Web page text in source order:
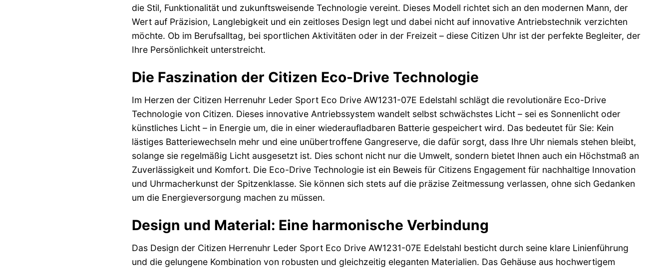
die Stil, Funktionalität und zukunftsweisende Technologie vereint. Dieses Modell richtet sich an den modernen Mann, der
Wert auf Präzision, Langlebigkeit und ein zeitloses Design legt und dabei nicht auf innovative Antriebstechnik verzichten
möchte. Ob im Berufsalltag, bei sportlichen Aktivitäten oder in der Freizeit – diese Citizen Uhr ist der perfekte Begleiter, der
Ihre Persönlichkeit unterstreicht.
Die Faszination der Citizen Eco-Drive Technologie
Im Herzen der Citizen Herrenuhr Leder Sport Eco Drive AW1231-07E Edelstahl schlägt die revolutionäre Eco-Drive
Technologie von Citizen. Dieses innovative Antriebssystem wandelt selbst schwächstes Licht – sei es Sonnenlicht oder
künstliches Licht – in Energie um, die in einer wiederaufladbaren Batterie gespeichert wird. Das bedeutet für Sie: Kein
lästiges Batteriewechseln mehr und eine unübertroffene Gangreserve, die dafür sorgt, dass Ihre Uhr niemals stehen bleibt,
solange sie regelmäßig Licht ausgesetzt ist. Dies schont nicht nur die Umwelt, sondern bietet Ihnen auch ein Höchstmaß an
Zuverlässigkeit und Komfort. Die Eco-Drive Technologie ist ein Beweis für Citizens Engagement für nachhaltige Innovation
und Uhrmacherkunst der Spitzenklasse. Sie können sich stets auf die präzise Zeitmessung verlassen, ohne sich Gedanken
um die Energieversorgung machen zu müssen.
Design und Material: Eine harmonische Verbindung
Das Design der Citizen Herrenuhr Leder Sport Eco Drive AW1231-07E Edelstahl besticht durch seine klare Linienführung
und die gelungene Kombination von robusten und gleichzeitig eleganten Materialien. Das Gehäuse aus hochwertigem